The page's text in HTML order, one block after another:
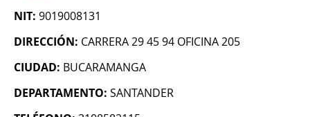
NIT: 9019008131
DIRECCIÓN: CARRERA 29 45 94 OFICINA 205
CIUDAD: BUCARAMANGA
DEPARTAMENTO: SANTANDER